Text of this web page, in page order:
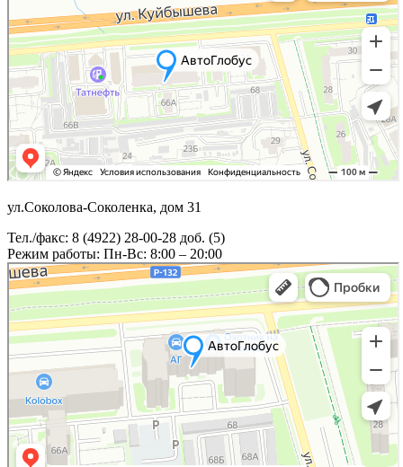
ул.Соколова-Соколенка, дом 31
Тел./факс: 8 (4922) 28-00-28 доб. (5)
Режим работы: Пн-Вс: 8:00 – 20:00